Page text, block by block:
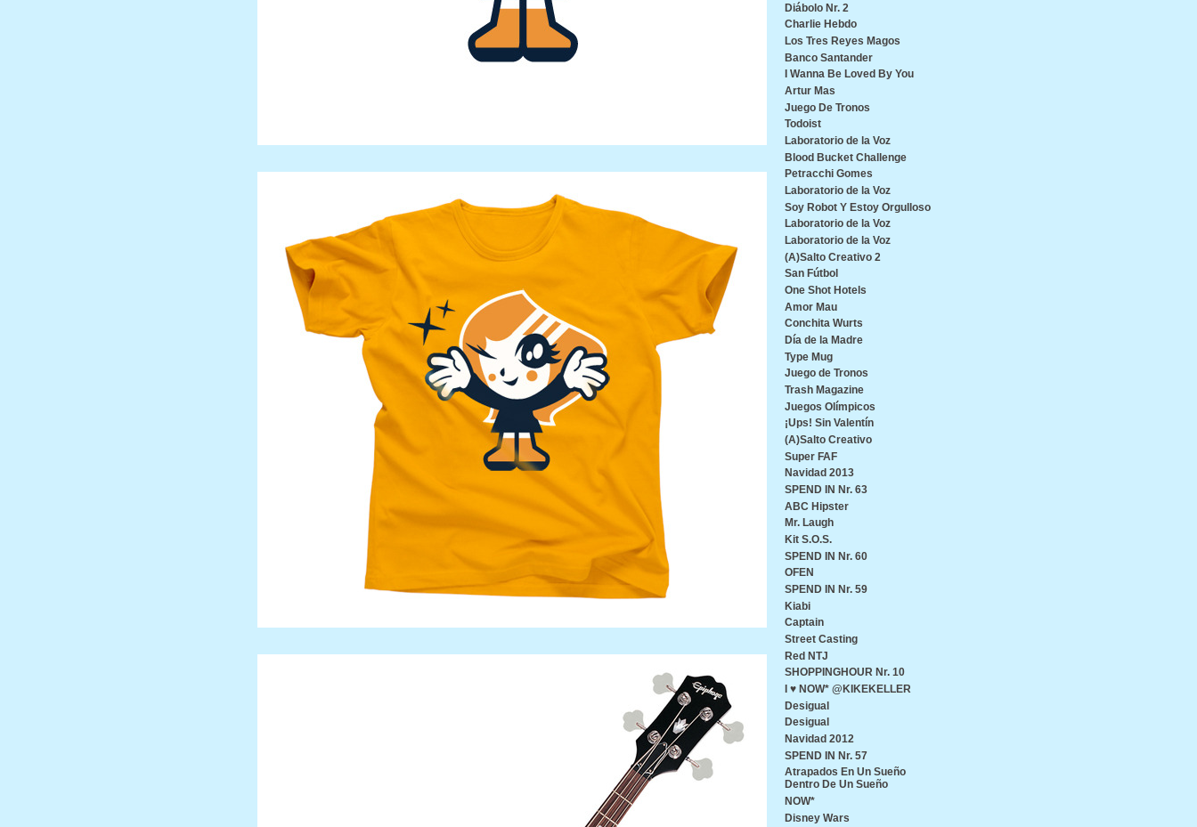
Diábolo Nr. 2
Charlie Hebdo
Los Tres Reyes Magos
Banco Santander
I Wanna Be Loved By You
Artur Mas
Juego De Tronos
Todoist
Laboratorio de la Voz
Blood Bucket Challenge
Petracchi Gomes
Laboratorio de la Voz
Soy Robot Y Estoy Orgulloso
Laboratorio de la Voz
Laboratorio de la Voz
(A)Salto Creativo 2
San Fútbol
One Shot Hotels
Amor Mau
Conchita Wurts
Día de la Madre
Type Mug
Juego de Tronos
Trash Magazine
Juegos Olímpicos
¡Ups! Sin Valentín
(A)Salto Creativo
Super FAF
Navidad 2013
SPEND IN Nr. 63
ABC Hipster
Mr. Laugh
Kit S.O.S.
SPEND IN Nr. 60
OFEN
SPEND IN Nr. 59
Kiabi
Captain
Street Casting
Red NTJ
SHOPPINGHOUR Nr. 10
I ♥ NOW* @KIKEKELLER
Desigual
Desigual
Navidad 2012
SPEND IN Nr. 57
Atrapados En Un Sueño
Dentro De Un Sueño
NOW*
Disney Wars